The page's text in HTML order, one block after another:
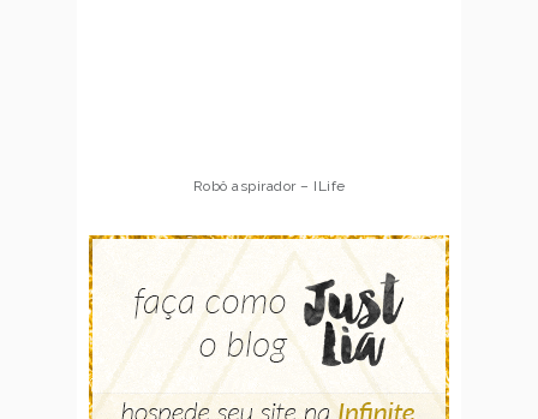
Robô aspirador – ILife